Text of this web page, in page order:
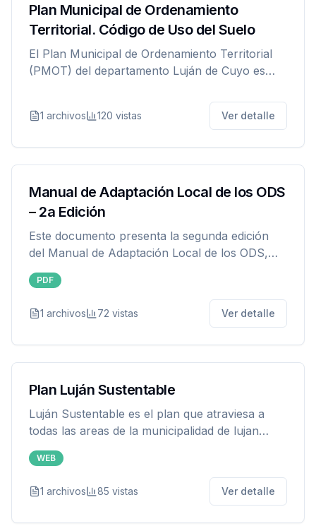
Plan Municipal de Ordenamiento
Territorial. Código de Uso del Suelo
El Plan Municipal de Ordenamiento Territorial
(PMOT) del departamento Luján de Cuyo es
de decisiones sobre el territorio departamental.
1 archivos 120 vistas Ver detalle
Manual de Adaptación Local de los ODS
– 2a Edición
Este documento presenta la segunda edición
del Manual de Adaptación Local de los ODS,
que sintetiza el aprendizaje adquirido a lo largo
de los últimos años de implementación de la
PDF
1 archivos 72 vistas Ver detalle
Plan Luján Sustentable
Luján Sustentable es el plan que atraviesa a
todas las areas de la municipalidad de lujan
considerando los tres ejes fundamentales de la
sustentabilidad: la ecologia, la economia y la
sociedad. El plan procura una administración
eficiente y racional de todos los recursos, de
WEB
1 archivos 85 vistas Ver detalle